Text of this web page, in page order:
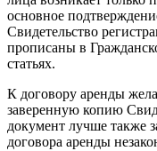
основное
Свидетельство
прописаны в
статьях.
К договору аренды
заверенную копию
документ лучше также
договора аренды